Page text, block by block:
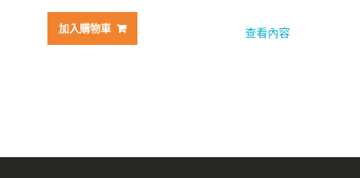
價
格：
加入購物車
格：
查看內容